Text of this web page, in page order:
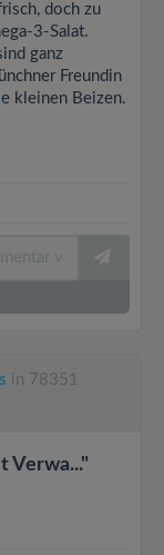
doch zu
3-Salat.
ganz
Freundin
kleinen Beizen.
in 78351
Verwa..."